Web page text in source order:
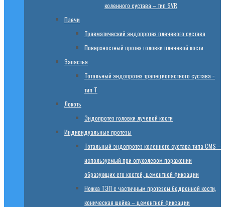
коленного сустава – тип SVR
Плечи
Травматический эндопротез плечевого сустава
Поверхностный протез головки плечевой кости
Запястья
Тотальный эндопротез трапециопястного сустава −
тип T
Локоть
Эндопротез головки лучевой кости
Индивидуальные протезы
Тотальный эндопротез коленного сустава типа CMS –
используемый при опухолевом поражении
образующих его костей, цементной фиксации
Ножка ТЭП с частичным протезом бедренной кости,
коническая шейка – цементной фиксации